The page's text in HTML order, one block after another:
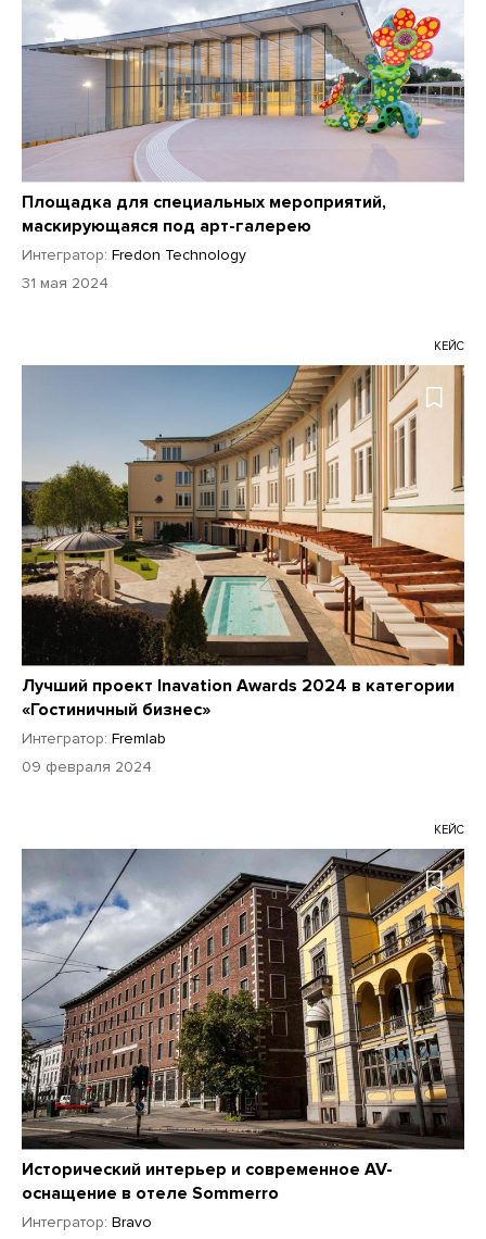
Площадка для специальных мероприятий,
маскирующаяся под арт-галерею
Интегратор: Fredon Technology
31 мая 2024
КЕЙС
Лучший проект Inavation Awards 2024 в категории
«Гостиничный бизнес»
Интегратор: Fremlab
09 февраля 2024
КЕЙС
Исторический интерьер и современное AV-
оснащение в отеле Sommerro
Интегратор: Bravo